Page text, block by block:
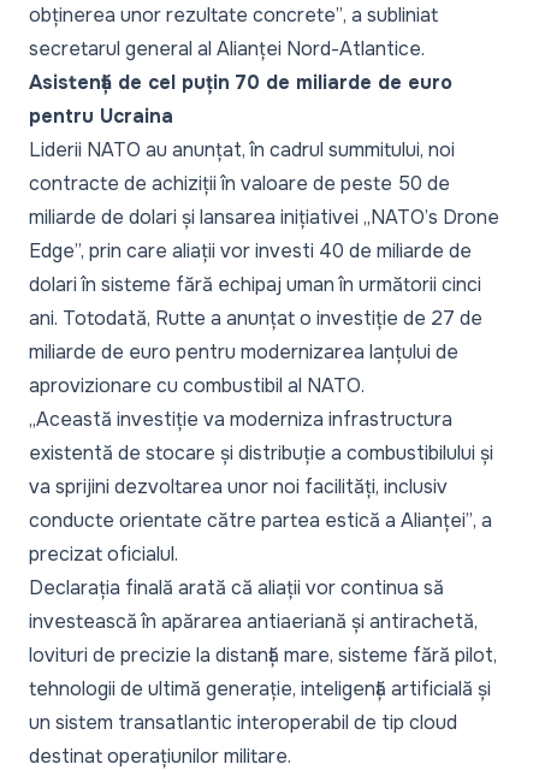
obținerea unor rezultate concrete”, a subliniat
secretarul general al Alianței Nord-Atlantice.
Asistență de cel puțin 70 de miliarde de euro
pentru Ucraina
Liderii NATO au anunțat, în cadrul summitului, noi
contracte de achiziții în valoare de peste 50 de
miliarde de dolari și lansarea inițiativei „NATO’s Drone
Edge”, prin care aliații vor investi 40 de miliarde de
dolari în sisteme fără echipaj uman în următorii cinci
ani. Totodată, Rutte a anunțat o investiție de 27 de
miliarde de euro pentru modernizarea lanțului de
aprovizionare cu combustibil al NATO.
„Această investiție va moderniza infrastructura
existentă de stocare și distribuție a combustibilului și
va sprijini dezvoltarea unor noi facilități, inclusiv
conducte orientate către partea estică a Alianței”, a
precizat oficialul.
Declarația finală arată că aliații vor continua să
investească în apărarea antiaeriană și antirachetă,
lovituri de precizie la distanță mare, sisteme fără pilot,
tehnologii de ultimă generație, inteligență artificială și
un sistem transatlantic interoperabil de tip cloud
destinat operațiunilor militare.